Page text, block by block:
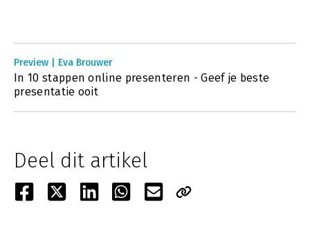
Preview | Eva Brouwer
In 10 stappen online presenteren - Geef je beste
presentatie ooit
Deel dit artikel